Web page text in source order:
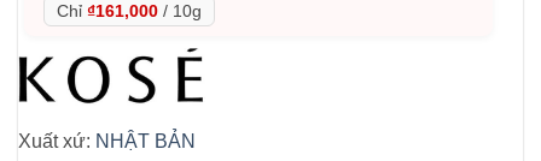
Chỉ ₫161,000 / 10g
Xuất xứ: NHẬT BẢN